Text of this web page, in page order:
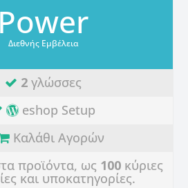
Power
Διεθνής Εμβέλεια
2γλώσσες
eshop Setup
Καλάθι Αγορών
προϊόντα, ως 100κύριες
και υποκατηγορίες.